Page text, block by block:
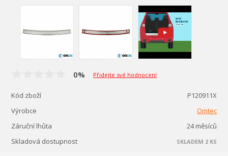
0% Přidejte své hodnocení
Kód zboží
P120911X
Výrobce
Omtec
Záruční lhůta
24 měsíců
Skladová dostupnost
SKLADEM 2 KS